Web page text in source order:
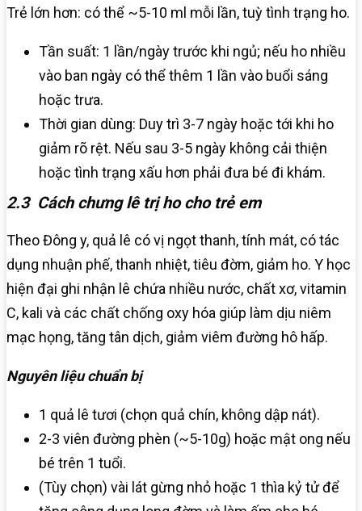
Trẻ lớn hơn: có thể ~5-10 ml mỗi lần, tuỳ tình trạng ho.
Tần suất: 1 lần/ngày trước khi ngủ; nếu ho nhiều
vào ban ngày có thể thêm 1 lần vào buổi sáng
hoặc trưa.
Thời gian dùng: Duy trì 3-7 ngày hoặc tới khi ho
giảm rõ rệt. Nếu sau 3-5 ngày không cải thiện
hoặc tình trạng xấu hơn phải đưa bé đi khám.
2.3 Cách chưng lê trị ho cho trẻ em
Theo Đông y, quả lê có vị ngọt thanh, tính mát, có tác
dụng nhuận phế, thanh nhiệt, tiêu đờm, giảm ho. Y học
hiện đại ghi nhận lê chứa nhiều nước, chất xơ, vitamin
C, kali và các chất chống oxy hóa giúp làm dịu niêm
mạc họng, tăng tân dịch, giảm viêm đường hô hấp.
Nguyên liệu chuẩn bị
1 quả lê tươi (chọn quả chín, không dập nát).
2-3 viên đường phèn (~5-10g) hoặc mật ong nếu
bé trên 1 tuổi.
(Tùy chọn) vài lát gừng nhỏ hoặc 1 thìa kỷ tử để